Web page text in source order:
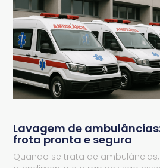
Lavagem de
frota pronta e segura
Quando se trata de